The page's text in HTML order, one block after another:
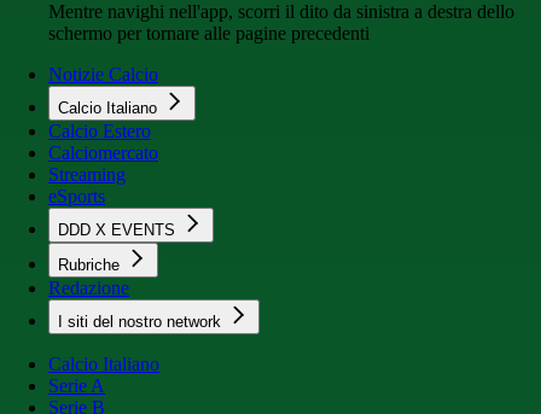
Mentre navighi nell'app, scorri il dito da sinistra a destra dello
schermo per tornare alle pagine precedenti
Notizie Calcio
Calcio Italiano
Calcio Estero
Calciomercato
Streaming
eSports
DDD X EVENTS
Rubriche
Redazione
I siti del nostro network
Calcio Italiano
Serie A
Serie B